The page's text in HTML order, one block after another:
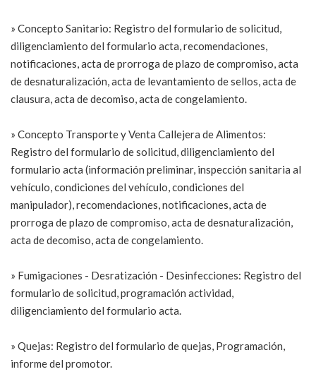
» Concepto Sanitario: Registro del formulario de solicitud,
diligenciamiento del formulario acta, recomendaciones,
notificaciones, acta de prorroga de plazo de compromiso, acta
de desnaturalización, acta de levantamiento de sellos, acta de
clausura, acta de decomiso, acta de congelamiento.
» Concepto Transporte y Venta Callejera de Alimentos:
Registro del formulario de solicitud, diligenciamiento del
formulario acta (información preliminar, inspección sanitaria al
vehículo, condiciones del vehículo, condiciones del
manipulador), recomendaciones, notificaciones, acta de
prorroga de plazo de compromiso, acta de desnaturalización,
acta de decomiso, acta de congelamiento.
» Fumigaciones - Desratización - Desinfecciones: Registro del
formulario de solicitud, programación actividad,
diligenciamiento del formulario acta.
» Quejas: Registro del formulario de quejas, Programación,
informe del promotor.